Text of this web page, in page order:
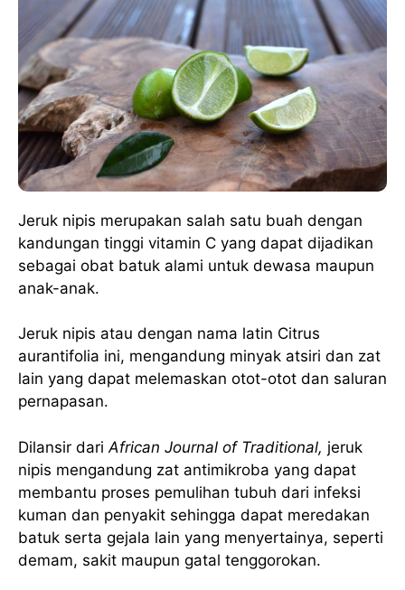
Jeruk nipis merupakan salah satu buah dengan
kandungan tinggi vitamin C yang dapat dijadikan
sebagai obat batuk alami untuk dewasa maupun
anak-anak.
Jeruk nipis atau dengan nama latin Citrus
aurantifolia ini, mengandung minyak atsiri dan zat
lain yang dapat melemaskan otot-otot dan saluran
pernapasan.
Dilansir dari African Journal of Traditional, jeruk
nipis mengandung zat antimikroba yang dapat
membantu proses pemulihan tubuh dari infeksi
kuman dan penyakit sehingga dapat meredakan
batuk serta gejala lain yang menyertainya, seperti
demam, sakit maupun gatal tenggorokan.